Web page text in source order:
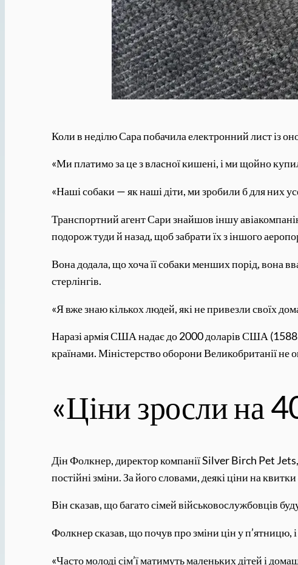
Коли в неділю Сара побачила електронний лист із
«Ми платимо за це з власної кишені, і ми щойно
«Наші собаки — як наші діти, ми зробили б для них
Транспортний агент Сари знайшов іншу
подорож туди й назад, щоб забрати їх з іншого
Вона додала, що хоча її собаки менших порід, вона
стерлінгів.
«Я вже знаю кількох людей, які не привезли своїх
Наразі армія США надає до 2000 доларів США (1588
країнами. Міністерство оборони Великобританії
«Ціни зросли на
Дін Фолкнер, директор компанії Silver Birch Pet
постійні зміни. За його словами, деякі ціни на
Він сказав, що багато сімей військовослужбовців
Фолкнер сказав, що почув про зміни цін у п’ятницю,
«Часто молоді сім’ї матимуть маленьких дітей і